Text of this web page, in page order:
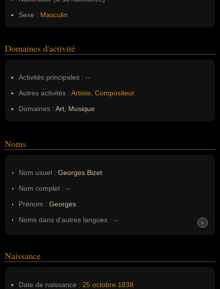
Sexe : Masculin
Domaines d'activité
Activités principales : --
Autres activités : Artiste Compositeur
Domaines : Art, Musique
Noms
Nom usuel : Georges Bizet
Nom complet : --
Prénom : Georges
Noms dans d'autres langues : --
Nom de famille :Bizet
+
+
Naissance
Date de naissance : 25 octobre 1838